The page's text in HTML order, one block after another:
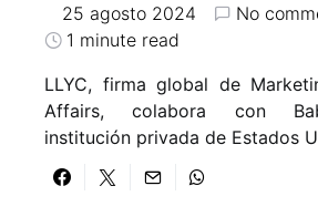
25 agosto 2024
No
1 minute read
LLYC, firma global de
Affairs, colabora con
institución privada de Estados